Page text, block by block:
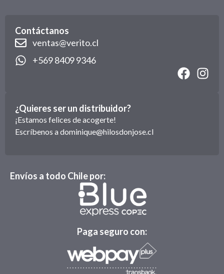
Contáctanos
ventas@verito.cl
+569 8409 9346
¿Quieres ser un distribuidor?
¡Estamos felices de acogerte!
Escríbenos a dominique@hilosdonjose.cl
Envíos a todo Chile por:
Paga seguro con: